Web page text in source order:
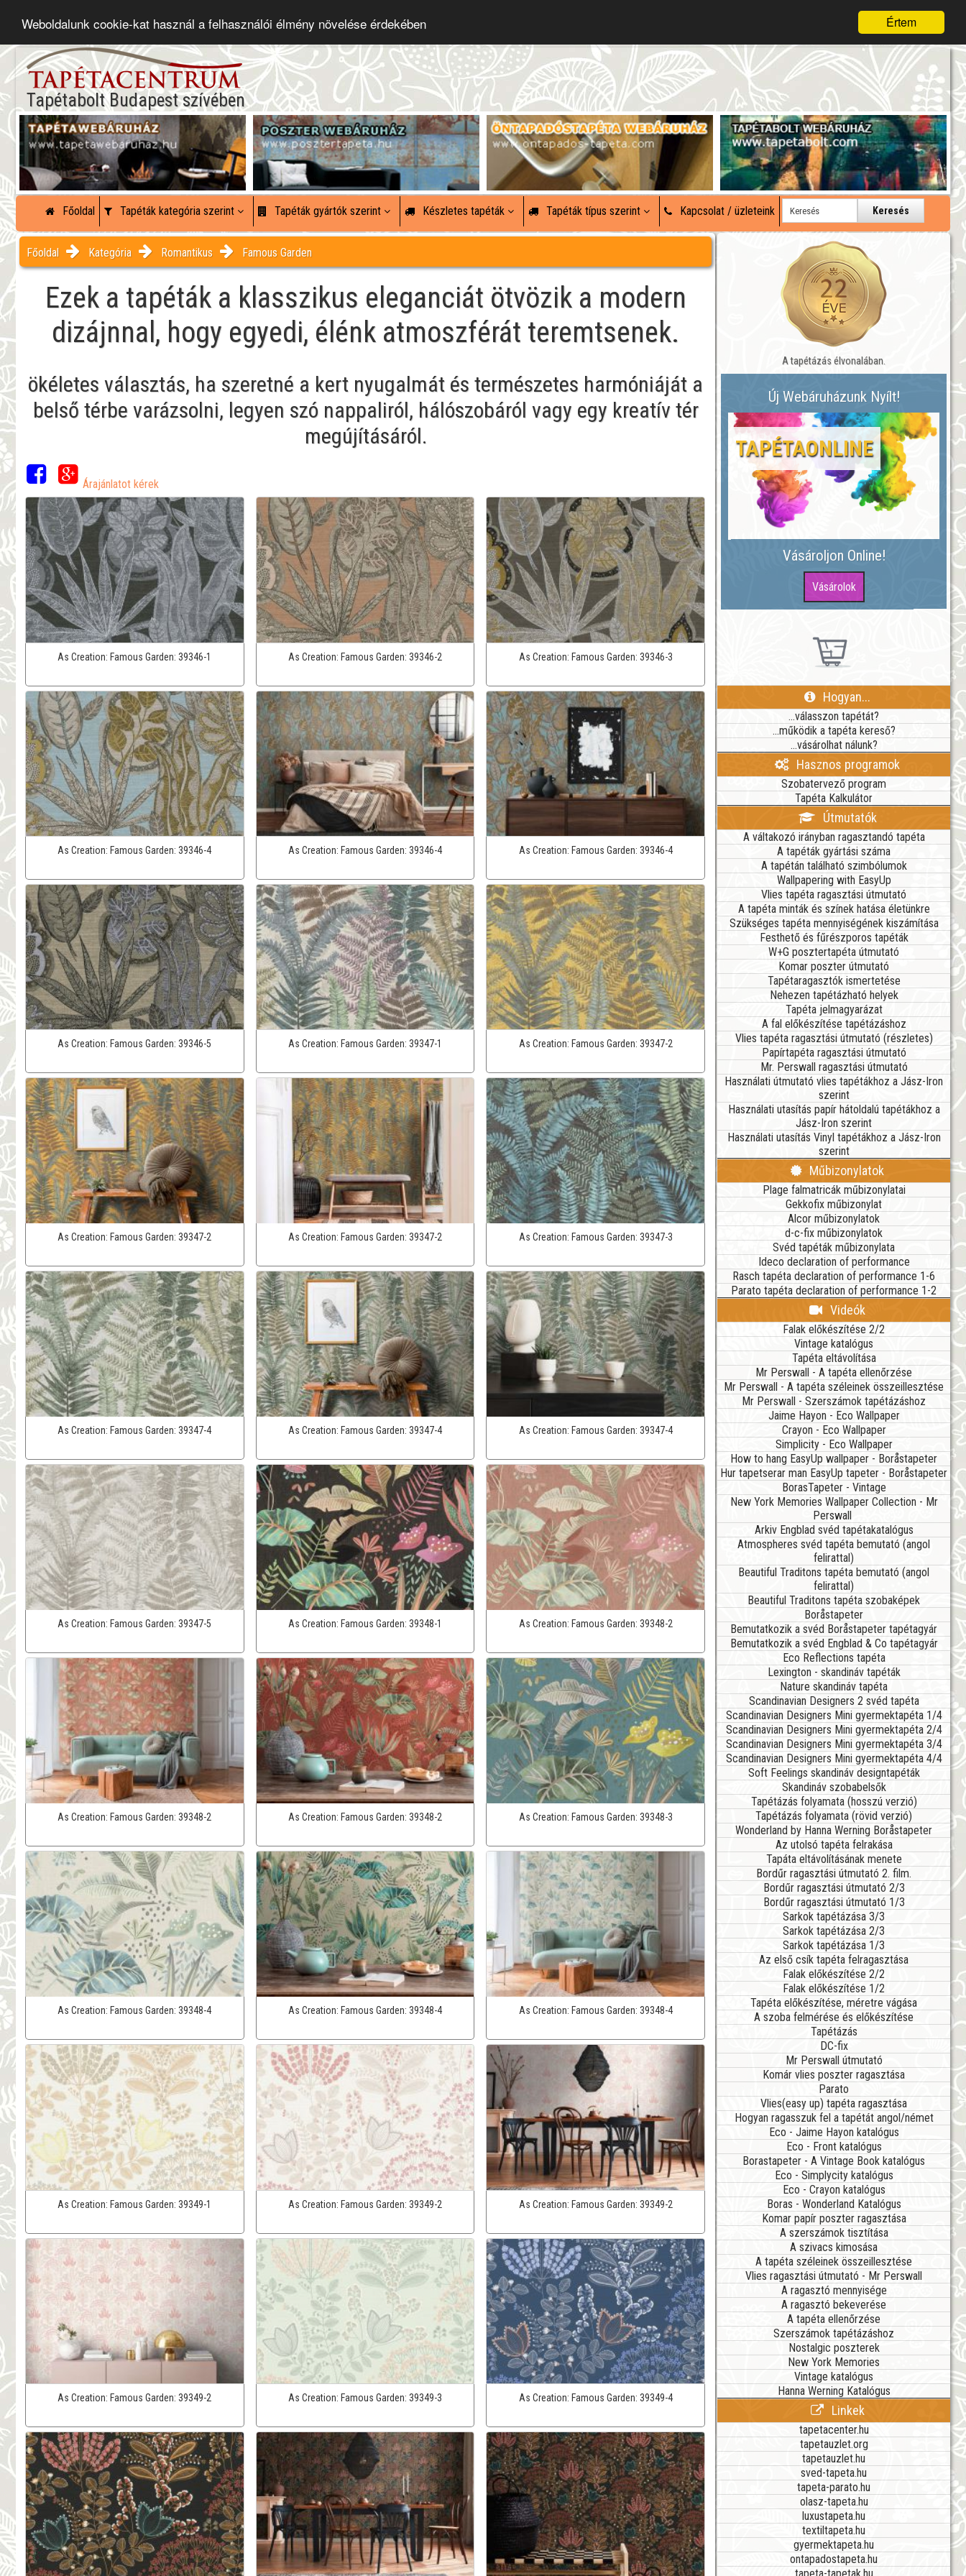
Értem
Weboldalunk cookie-kat használ a felhasználói élmény növelése érdekében
Tapétabolt Budapest szívében
Főoldal Tapéták kategória szerint Tapéták gyártók szerint Készletes tapéták Tapéták típus szerint Kapcsolat / üzleteink Keresés
Főoldal Kategória Romantikus Famous Garden
Ezek a tapéták a klasszikus eleganciát ötvözik a modern
dizájnnal, hogy egyedi, élénk atmoszférát teremtsenek.
ökéletes választás, ha szeretné a kert nyugalmát és természetes harmóniáját a
belső térbe varázsolni, legyen szó nappaliról, hálószobáról vagy egy kreatív tér
megújításáról.
Árajánlatot kérek
As Creation:Famous Garden:39346-1 As Creation: Famous Garden: 39346-2 As Creation: Famous Garden: 39346-3
As Creation: Famous Garden:39346-4 As Creation: Famous Garden: 39346-4 As Creation: Famous Garden: 39346-4
As Creation: Famous Garden:39346-5 As Creation: Famous Garden: 39347-1 As Creation: Famous Garden: 39347-2
As Creation: Famous Garden:39347-2 As Creation: Famous Garden: 39347-2 As Creation: Famous Garden: 39347-3
As Creation: Famous Garden:39347-4 As Creation: Famous Garden: 39347-4 As Creation: Famous Garden: 39347-4
As Creation: Famous Garden:39347-5 As Creation: Famous Garden: 39348-1 As Creation: Famous Garden: 39348-2
As Creation: Famous Garden:39348-2 As Creation: Famous Garden: 39348-2 As Creation: Famous Garden: 39348-3
As Creation: Famous Garden:39348-4 As Creation: Famous Garden: 39348-4 As Creation: Famous Garden: 39348-4
As Creation:Famous Garden:39349-1 As Creation: Famous Garden: 39349-2 As Creation: Famous Garden: 39349-2
As Creation: Famous Garden:39349-2 As Creation: Famous Garden: 39349-3 As Creation: Famous Garden: 39349-4
A tapétázás élvonalában.
Új Webáruházunk Nyílt!
TAPÉTAONLINE
Vásároljon Online!
Hogyan...
...válasszon tapétát?
...működik a tapéta kereső?
...vásárolhat nálunk?
Hasznos programok
Szobatervező program
Tapéta Kalkulátor
Útmutatók
A váltakozó irányban ragasztandó tapéta
A tapéták gyártási száma
A tapétán található szimbólumok
Wallpapering with EasyUp
Vlies tapéta ragasztási útmutató
A tapéta minták és színek hatása életünkre
Szükséges tapéta mennyiségének kiszámítása
Festhető és fűrészporos tapéták
W+G posztertapéta útmutató
Komar poszter útmutató
Tapétaragasztók ismertetése
Nehezen tapétázható helyek
Tapéta jelmagyarázat
A fal előkészítése tapétázáshoz
Vlies tapéta ragasztási útmutató (részletes)
Papírtapéta ragasztási útmutató
Mr. Perswall ragasztási útmutató
Használati útmutató vlies tapétákhoz a Jász-Iron
szerint
Használati utasítás papír hátoldalú tapétákhoz a
Jász-Iron szerint
Használati utasítás Vinyl tapétákhoz a Jász-Iron
szerint
Műbizonylatok
Plage falmatricák műbizonylatai
Gekkofix műbizonylat
Alcor műbizonylatok
d-c-fix műbizonylatok
Svéd tapéták műbizonylata
Ideco declaration of performance
Rasch tapéta declaration of performance 1-6
Parato tapéta declaration of performance 1-2
Videók
Falak előkészítése 2/2
Vintage katalógus
Tapéta eltávolítása
Mr Perswall - A tapéta ellenőrzése
Mr Perswall - A tapéta széleinek összeillesztése
Mr Perswall - Szerszámok tapétázáshoz
Jaime Hayon - Eco Wallpaper
Crayon - Eco Wallpaper
Simplicity - Eco Wallpaper
How to hang EasyUp wallpaper - Boråstapeter
Hur tapetserar man EasyUp tapeter - Boråstapeter
BorasTapeter - Vintage
New York Memories Wallpaper Collection - Mr
Perswall
Arkiv Engblad svéd tapétakatalógus
Atmospheres svéd tapéta bemutató (angol
felirattal)
Beautiful Traditons tapéta bemutató (angol
felirattal)
Beautiful Traditons tapéta szobaképek
Boråstapeter
Bemutatkozik a svéd Boråstapeter tapétagyár
Bemutatkozik a svéd Engblad & Co tapétagyár
Eco Reflections tapéta
Lexington - skandináv tapéták
Nature skandináv tapéta
Scandinavian Designers 2 svéd tapéta
Scandinavian Designers Mini gyermektapéta 1/4
Scandinavian Designers Mini gyermektapéta 2/4
Scandinavian Designers Mini gyermektapéta 3/4
Scandinavian Designers Mini gyermektapéta 4/4
Soft Feelings skandináv designtapéták
Skandináv szobabelsők
Tapétázás folyamata (hosszú verzió)
Tapétázás folyamata (rövid verzió)
Wonderland by Hanna Werning Boråstapeter
Az utolsó tapéta felrakása
Tapáta eltávolításának menete
Bordűr ragasztási útmutató 2. film.
Bordűr ragasztási útmutató 2/3
Bordűr ragasztási útmutató 1/3
Sarkok tapétázása 3/3
Sarkok tapétázása 2/3
Sarkok tapétázása 1/3
Az első csík tapéta felragasztása
Falak előkészítése 2/2
Falak előkészítése 1/2
Tapéta előkészítése, méretre vágása
A szoba felmérése és előkészítése
Tapétázás
DC-fix
Mr Perswall útmutató
Komár vlies poszter ragasztása
Parato
Vlies(easy up) tapéta ragasztása
Hogyan ragasszuk fel a tapétát angol/német
Eco - Jaime Hayon katalógus
Eco - Front katalógus
Borastapeter - A Vintage Book katalógus
Eco - Simplycity katalógus
Eco - Crayon katalógus
Boras - Wonderland Katalógus
Komar papír poszter ragasztása
A szerszámok tisztítása
A szivacs kimosása
A tapéta széleinek összeillesztése
Vlies ragasztási útmutató - Mr Perswall
A ragasztó mennyisége
A ragasztó bekeverése
A tapéta ellenőrzése
Szerszámok tapétázáshoz
Nostalgic poszterek
New York Memories
Vintage katalógus
Hanna Werning Katalógus
Linkek
tapetacenter.hu
tapetauzlet.org
tapetauzlet.hu
sved-tapeta.hu
tapeta-parato.hu
olasz-tapeta.hu
luxustapeta.hu
textiltapeta.hu
gyermektapeta.hu
ontapadostapeta.hu
tapeta-tapetak.hu